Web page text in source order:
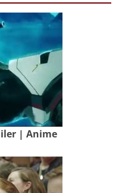
| Anime